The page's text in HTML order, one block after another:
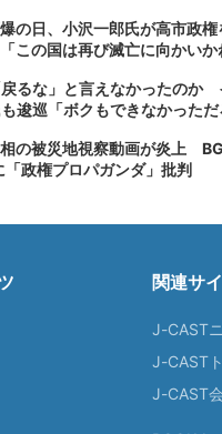
の日、小沢一郎氏が高市政
この国は再び滅亡に向かいか
るな」と言えなかったのか
逡巡「ボクもできなかっただ
の被災地視察動画が炎上
「政権プロパガンダ」批判
関連サ
J-CAST
J-CAST
J-CAST